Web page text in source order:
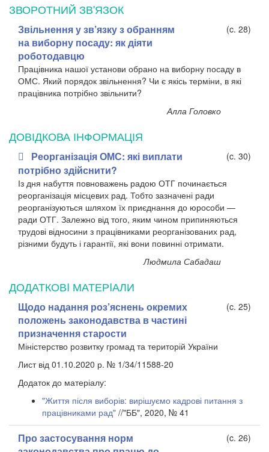
ЗВОРОТНИЙ ЗВ'ЯЗОК
Звільнення у зв’язку з обранням
на виборну посаду: як діяти
роботодавцю
(c. 28)
Працівника нашої установи обрано на виборну посаду в
ОМС. Який порядок звільнення? Чи є якісь терміни, в які
працівника потрібно звільнити?
Алла Головко
ДОВІДКОВА ІНФОРМАЦІЯ
Реорганізація ОМС: які виплати
потрібно здійснити?
(c. 30)
Із дня набуття повноважень радою ОТГ починається
реорганізація місцевих рад. Тобто зазначені ради
реорганізуються шляхом їх приєднання до юрособи —
ради ОТГ. Залежно від того, яким чином припиняються
трудові відносини з працівниками реорганізованих рад,
різними будуть і гарантії, які вони повинні отримати.
Людмила Сабадаш
ДОДАТКОВI МАТЕРIАЛИ
Щодо надання роз’яснень окремих
положень законодавства в частині
призначення старости
(c. 25)
Міністерство розвитку громад та територій України
Лист від 01.10.2020 р. № 1/34/11588-20
Додаток до матеріалу:
"Життя після виборів: вирішуємо кадрові питання з
працівниками рад" //"ББ", 2020, № 41
Про застосування норм
(c. 26)